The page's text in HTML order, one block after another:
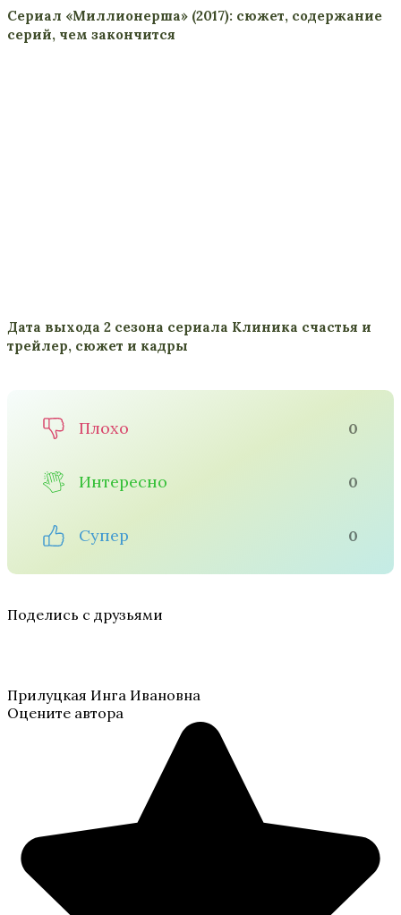
Сериал «Миллионерша» (2017): сюжет, содержание
серий, чем закончится
Дата выхода 2 сезона сериала Клиника счастья и
трейлер, сюжет и кадры
Плохо 0
Интересно 0
Супер 0
Поделись с друзьями
Прилуцкая Инга Ивановна
Оцените автора